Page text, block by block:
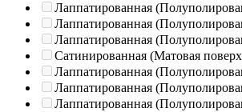
Лаппатированная
Лаппатированная
Лаппатированная
Сатинированная (Матовая
Лаппатированная
Лаппатированная
Лаппатированная